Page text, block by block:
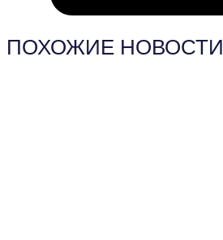
ПОХОЖИЕ НОВОСТИ